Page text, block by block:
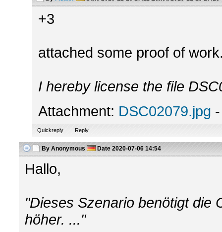
+3
attached some proof of
I hereby license the file
Attachment: DSC02079.jpg
Quickreply Reply
By Anonymous Date 2020-07-06 14:54
Hallo,
"Dieses Szenario benötigt die
höher. ..."